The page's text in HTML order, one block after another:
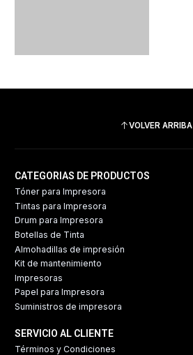
VOLVER ARRIBA
CATEGORIAS DE PRODUCTOS
Tóner para Impresora
Tintas para Impresora
Drum para Impresora
Botellas de Tinta
Almohadillas de impresión
Kit de mantenimiento
Impresoras
Papel para Impresora
Suministros de impresora
SERVICIO AL CLIENTE
Términos y Condiciones